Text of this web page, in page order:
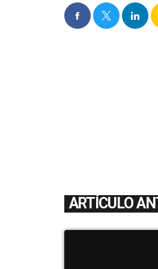
ARTÍCULO